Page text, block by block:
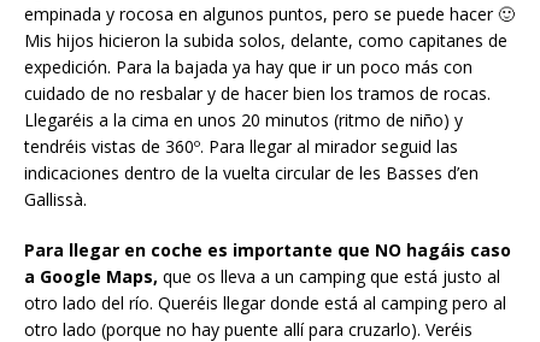
empinada y rocosa en algunos puntos, pero se puede hacer 🙂
Mis hijos hicieron la subida solos, delante, como capitanes de
expedición. Para la bajada ya hay que ir un poco más con
cuidado de no resbalar y de hacer bien los tramos de rocas.
Llegaréis a la cima en unos 20 minutos (ritmo de niño) y
tendréis vistas de 360º. Para llegar al mirador seguid las
indicaciones dentro de la vuelta circular de les Basses d’en
Gallissà.
Para llegar en coche es importante que NO hagáis caso
a Google Maps, que os lleva a un camping que está justo al
otro lado del río. Queréis llegar donde está al camping pero al
otro lado (porque no hay puente allí para cruzarlo). Veréis